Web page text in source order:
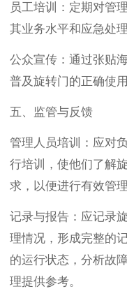
员工培训：定期对管
其业务水平和应急处理
公众宣传：通过张贴
普及旋转门的正确使
五、监管与反馈
管理人员培训：应对
行培训，使他们了解
求，以便进行有效管理
记录与报告：应记录
理情况，形成完整的
的运行状态，分析故
理提供参考。